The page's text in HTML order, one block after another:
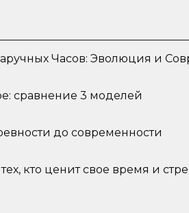
Часов: Эволюция и
сравнение 3 моделей
до современности
кто ценит свое время и